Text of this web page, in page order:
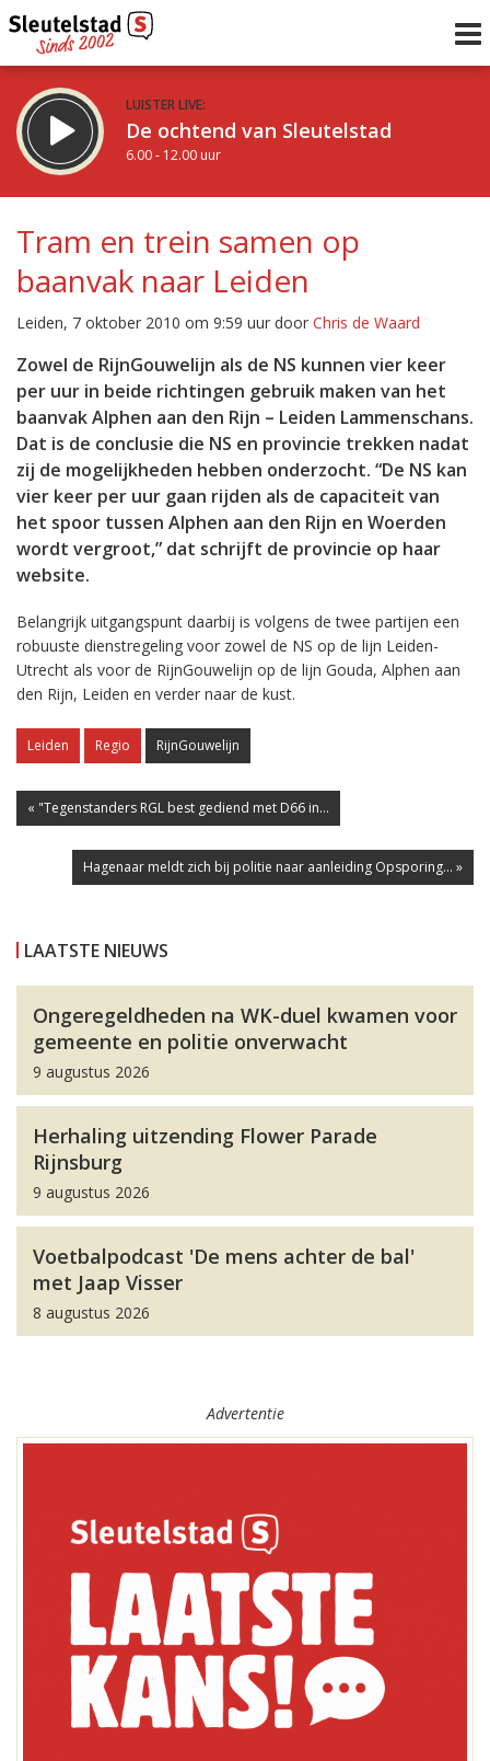
LUISTER LIVE:
De ochtend van Sleutelstad
6.00 - 12.00 uur
De middag van Sleutelstad
12.00 - 19.00 uur
Vorig uur
uur 1 van 0
Inklappen
Tram en trein samen op
baanvak naar Leiden
Leiden, 7 oktober 2010 om 9:59 uur door Chris de Waard
Zowel de RijnGouwelijn als de NS kunnen vier keer
per uur in beide richtingen gebruik maken van het
baanvak Alphen aan den Rijn – Leiden Lammenschans.
Dat is de conclusie die NS en provincie trekken nadat
zij de mogelijkheden hebben onderzocht. “De NS kan
vier keer per uur gaan rijden als de capaciteit van
het spoor tussen Alphen aan den Rijn en Woerden
wordt vergroot,” dat schrijft de provincie op haar
website.
Belangrijk uitgangspunt daarbij is volgens de twee partijen een
robuuste dienstregeling voor zowel de NS op de lijn Leiden-
Utrecht als voor de RijnGouwelijn op de lijn Gouda, Alphen aan
den Rijn, Leiden en verder naar de kust.
Leiden Regio RijnGouwelijn
« "Tegenstanders RGL best gediend met D66 in...
Hagenaar meldt zich bij politie naar aanleiding Opsporing... »
LAATSTE NIEUWS
Ongeregeldheden na WK-duel kwamen voor
gemeente en politie onverwacht
9 augustus 2026
Herhaling uitzending Flower Parade
Rijnsburg
9 augustus 2026
Voetbalpodcast 'De mens achter de bal'
met Jaap Visser
8 augustus 2026
Advertentie